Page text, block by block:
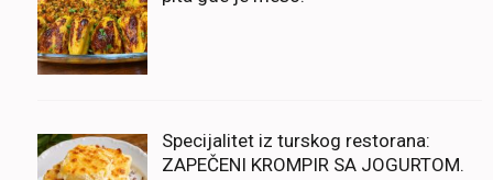
Specijalitet iz turskog restorana:
ZAPEČENI KROMPIR SA JOGURTOM.